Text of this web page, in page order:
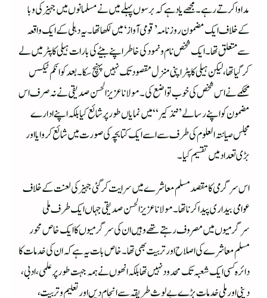
مداوا کرتے رہے۔ مجھے یاد ہے کہ برسوں پہلے میں نے مسلمانوں میں جہیز کی وبا
کے خلاف ایک مضمون روزنامہ ’قومی آواز‘ میں لکھا تھا۔ یہ دہلی کے ایک واقعہ
سے متعلق تھا۔ ایک شخص نام ونمود کی خاطر اپنے بیٹے کی بارات ہیلی کاپٹر میں لے
کر گیا تھا، لیکن ہیلی کاپٹر اپنی منزل مقصود تک نہیں پہنچ سکا۔ بعد کو انکم ٹیکس
محکمے نے اس شخص کی خوب تواضع کی۔ مولانا عزیز الحسن صدیقی نے نہ صرف اس
مضمون کو اپنے رسالے ”تذکیر“ میں نمایاں طورپر شائع کیا بلکہ اپنے ادارے
مجلس صیا نتہ العلوم کی طرف سے اسے ایک کتابچہ کی صورت میں شائع کروایا اور
بڑی تعداد میں تقسیم کیا۔
اس سرگرمی کا مقصد مسلم معاشرے میں سرایت کرگئی جہیز کی لعنت کے خلاف
عوامی بیداری پیدا کرنا تھا۔مولانا عزیز الحسن صدیقی جہاں ایک طرف ملی
سرگرمیوں میں مصروف رہتے تھے وہیں ان کی سرگرمیوں کا ایک خاص محور
مسلم معاشرے کی اصلاح اور تربیت بھی تھا۔خاص بات یہ ہے کہ ان کی خدمات کا
دائرہ کسی ایک شعبہ تک محدود نہیں تھا بلکہ انھوں نے ہمہ جہت طورپر علمی، ادبی،
دینی اور ملی خدمات بڑے بے لوث طریقہ سے انجام دیں اور تعلیم وتربیت،